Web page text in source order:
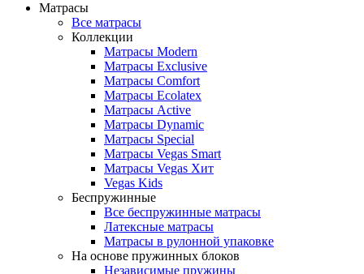
Матрасы
Все матрасы
Коллекции
Матрасы Modern
Матрасы Exclusive
Матрасы Comfort
Матрасы Ecolatex
Матрасы Active
Матрасы Dynamic
Матрасы Special
Матрасы Vegas Smart
Матрасы Vegas Хит
Vegas Kids
Беспружинные
Все беспружинные матрасы
Латексные матрасы
Матрасы в рулонной упаковке
На основе пружинных блоков
Независимые пружины